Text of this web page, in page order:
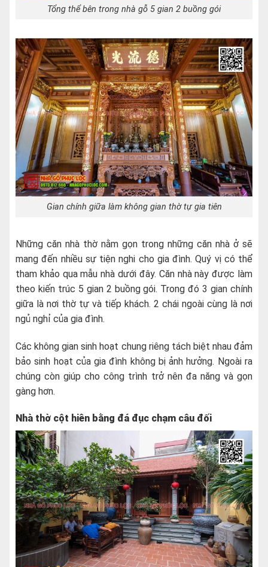
Tổng thể bên trong nhà gỗ 5 gian 2 buồng gói
Gian chính giữa làm không gian thờ tự gia tiên
Những căn nhà thờ nằm gọn trong những căn nhà ở sẽ
mang đến nhiều sự tiện nghi cho gia đình. Quý vị có thể
tham khảo qua mẫu nhà dưới đây. Căn nhà này được làm
theo kiến trúc 5 gian 2 buồng gói. Trong đó 3 gian chính
giữa là nơi thờ tự và tiếp khách. 2 chái ngoài cùng là nơi
ngủ nghỉ của gia đình.
Các không gian sinh hoạt chung riêng tách biệt nhau đảm
bảo sinh hoạt của gia đình không bị ảnh hưởng. Ngoài ra
chúng còn giúp cho công trình trở nên đa năng và gọn
gàng hơn.
Nhà thờ cột hiên bằng đá đục chạm câu đối